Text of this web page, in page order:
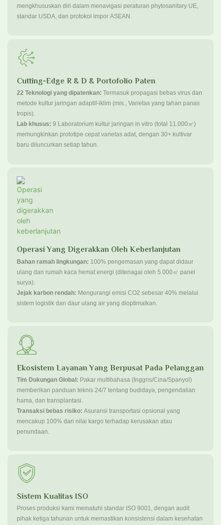
mengkhususkan diri dalam menavigasi peraturan phytosanitary UE,
standar USDA, dan protokol impor ASEAN.
Cutting-Edge R & D & Portofolio Paten
22 Teknologi yang dipatenkan:Termasuk propagasi bebas virus dan
metode kultur jaringan adaptif-iklim (mis., Varietas yang tahan panas
tropis).
Lab khusus:9 Laboratorium kultur jaringan in vitro (total 11.000㎡)
memungkinkan prototipe cepat varietas adat, dengan 30+ kultivar
baru diluncurkan setiap tahun.
Operasi Yang Digerakkan Oleh Keberlanjutan
Bahan ramah lingkungan: 100% pengemasan yang dapat didaur
ulang dan rumah kaca hemat energi (ditenagai oleh 5.000㎡ panel
surya).
Jejak karbon rendah: Mengurangi emisi CO2 sebesar 40% melalui
sistem logistik dan daur ulang air yang dioptimalkan.
Ekosistem Layanan Yang Berpusat Pada Pelanggan
Tim Dukungan Global: Pakar multibahasa (Inggris/Cina/Spanyol)
memberikan panduan teknis 24/7 tentang budidaya, pengendalian
hama, dan transplantasi.
Transaksi bebas risiko:Asuransi transportasi opsional yang
mencakup 100% dari nilai kargo terhadap kerusakan atau
penundaan.
Sistem Kualitas ISO
Proses produksi kami mematuhi standar ISO 9001, dengan audit
pihak ketiga tahunan untuk memastikan konsistensi dalam kesehatan